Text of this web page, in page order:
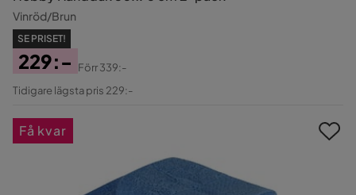
Vinröd/Brun
SE PRISET!
Pris
229:-
Original
Förr339:-
Tidigare lägsta pris 229:-
Få kvar